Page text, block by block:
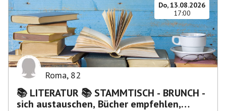
Do, 13.08.2026
17:00
Roma, 82
📚 LITERATUR 📚 STAMMTISCH - BRUNCH -
sich austauschen, Bücher empfehlen,